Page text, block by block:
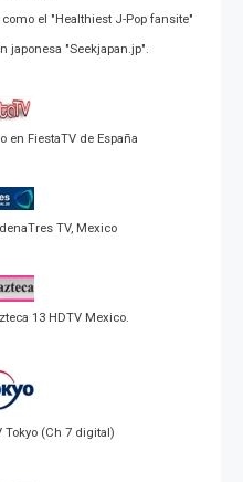
el "Healthiest J-Pop fansite"
japonesa "Seekjapan.jp".
en FiestaTV de España
TV, Mexico
13 HDTV Mexico.
(Ch 7 digital)